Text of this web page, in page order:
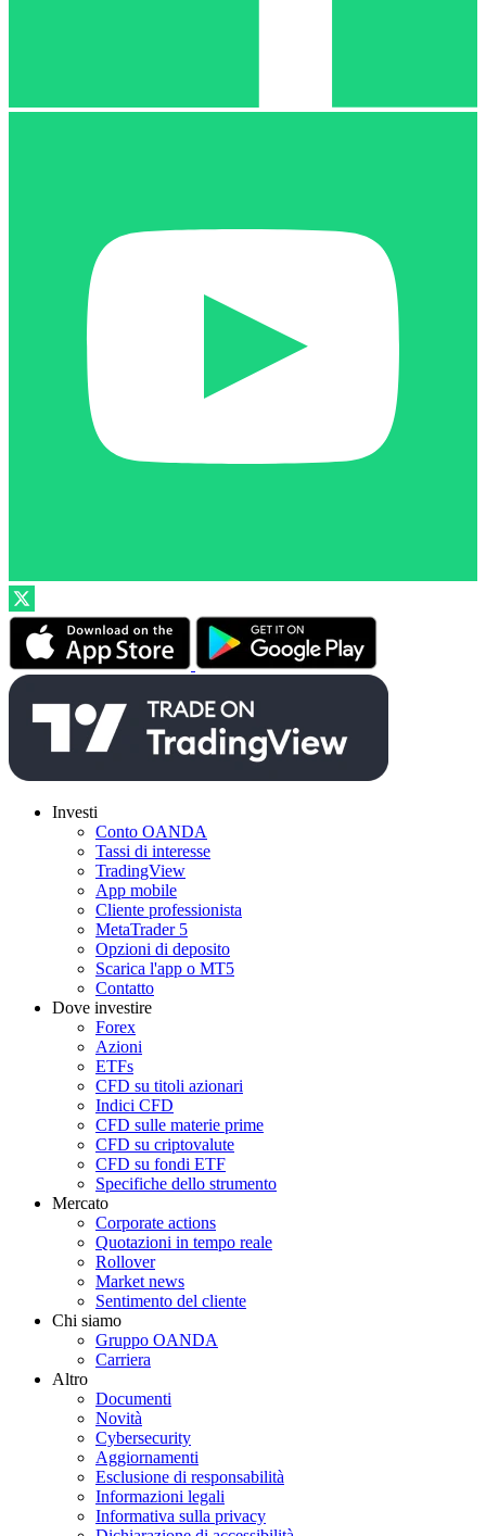
Investi
Conto OANDA
Tassi di interesse
TradingView
App mobile
Cliente professionista
MetaTrader 5
Opzioni di deposito
Scarica l'app o MT5
Contatto
Dove investire
Forex
Azioni
ETFs
CFD su titoli azionari
Indici CFD
CFD sulle materie prime
CFD su criptovalute
CFD su fondi ETF
Specifiche dello strumento
Mercato
Corporate actions
Quotazioni in tempo reale
Rollover
Market news
Sentimento del cliente
Chi siamo
Gruppo OANDA
Carriera
Altro
Documenti
Novità
Cybersecurity
Aggiornamenti
Esclusione di responsabilità
Informazioni legali
Informativa sulla privacy